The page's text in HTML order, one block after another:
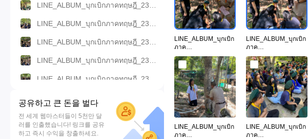
LINE_ALBUM_บุกเบิกภาคทฤษฎี_230922_25.jpg
LINE_ALBUM_บุกเบิกภาคทฤษฎี_230922_26.jpg
공유하고 큰 돈을 벌다
전 세계 웹마스터들이 5천만 달
러를 인출했습니다! 링크를 공유
하고 즉시 수익을 창출하세요.
LINE_ALBUM_บุกเบิก
ภาค
ทฤษฎี_230922_17.jp
g
LINE_ALBUM_บุกเบิก
ภาค
ทฤษฎี_230922_18.jp
g
LINE_ALBUM_บุกเบิก
ภาค
LINE_ALBUM_บุกเบิก
ภาค